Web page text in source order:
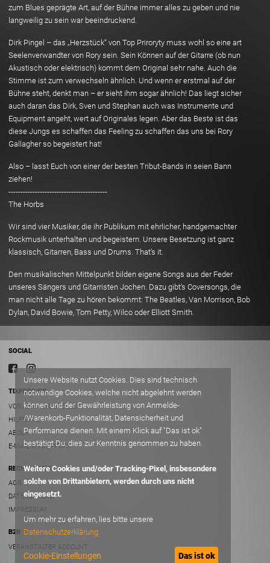
zum Blues geprägte Art, auf der Bühne immer alles zu geben und nie
langweilig zu sein war beeindruckend.
Dirk Pingel – das „Herzstück“ von Top Priroryty muss wohl so eine art
Seelenverwandter von Rory sein. Sein Können auf der Gitarre (ob nun
Akustisch oder elektrisch) kommt dem Original sehr nahe. Auch die
Stimme ist zum verwechseln ähnlich. Und wenn er erstmal auf der
Bühne steht, denkt man – er sieht ihm sogar ähnlich! Das liegt sicher
auch daran das Dirk, Sven und Stephan auch was Instrumente und
Equipment angeht, wert auf Originales legen. Aber das Beste ist das
diese Jungs es schaffen das Feeling zu schaffen das uns bei Rory
Gallagher so begeistert hat!
Also – lasst Euch von einer der besten Tribut-Bands in seien Bann
ziehen!
-----------------------------------------
The Horbs
Wir sind vier Musiker, die ihr Publikum mit ehrlicher, handgemachter
Rockmusik unterhalten und begeistern. Unsere Besetzung ist ganz
klassisch, Gitarren, Bass und Drums. That’s it.
Den musikalischen Mittelpunkt bilden eigene Songs aus der Feder
unseres Sängers und Gitarristen Jochen. Dazu gibt’s Coversongs, die
man nicht alle Tage zu hören bekommt: The Beatles, Van Morrison, Bob
Dylan, David Bowie, Tom Petty, Wilco oder Elliott Smith.
SOCIAL
TIXFORGIGS
VORVERKAUFSSTELLEN
HILFE/FAQ
ABOUT
E-MAIL AN SUPPORT
RECHTLICHES
AGB
DATENSCHUTZ
IMPRESSUM
B2B
VERANSTALTER ACCOUNT
Unsere Website nutzt Cookies. Dies sind technisch
notwendige Cookies, welche nicht abgelehnt werden
können und der Gewährleistung von Anmelde-
/Warenkorb-Funktionalität, Datensicherheit und
Performance dienen. Mit einem Klick auf "Das ist ok"
bestätigt Du, dies zur Kenntnis genommen zu haben.
Weitere Cookies und/oder Tracking-Pixel, insbesondere
solche von Drittanbietern, werden durch uns nicht
eingesetzt.
Um mehr zu erfahren, lies bitte unsere
Datenschutzerklärung
Cookie-Einstellungen Das ist ok